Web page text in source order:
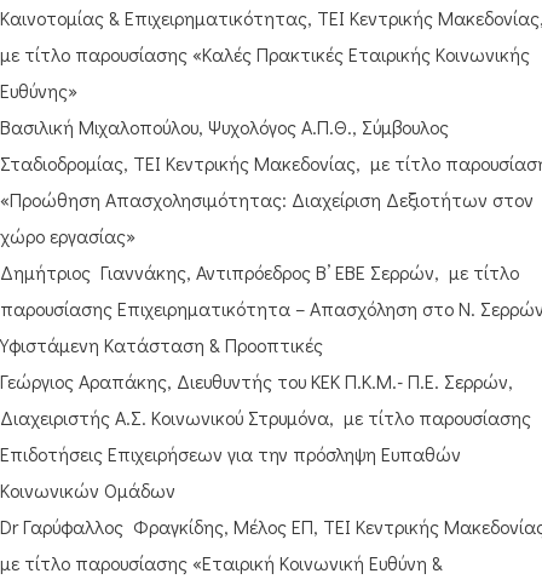
Καινοτομίας & Επιχειρηματικότητας, ΤΕΙ Κεντρικής
με τίτλο παρουσίασης «Καλές Πρακτικές Εταιρικής Κοινωνικής
Ευθύνης»
Βασιλική Μιχαλοπούλου, Ψυχολόγος Α.Π.Θ., Σύμβουλος
Σταδιοδρομίας, ΤΕΙ Κεντρικής Μακεδονίας, με τίτλο
«Προώθηση Απασχολησιμότητας: Διαχείριση Δεξιοτήτων στον
χώρο εργασίας»
Δημήτριος Γιαννάκης, Αντιπρόεδρος Β’ ΕΒΕ Σερρών, με τίτλο
παρουσίασης Επιχειρηματικότητα – Απασχόληση στο Ν.
Υφιστάμενη Κατάσταση & Προοπτικές
Γεώργιος Αραπάκης, Διευθυντής του ΚΕΚ Π.Κ.Μ.- Π.Ε. Σερρών,
Διαχειριστής Α.Σ. Κοινωνικού Στρυμόνα, με τίτλο παρουσίασης
Επιδοτήσεις Επιχειρήσεων για την πρόσληψη Ευπαθών
Κοινωνικών Ομάδων
Dr Γαρύφαλλος Φραγκίδης, Μέλος ΕΠ, ΤΕΙ Κεντρικής
με τίτλο παρουσίασης «Εταιρική Κοινωνική Ευθύνη &